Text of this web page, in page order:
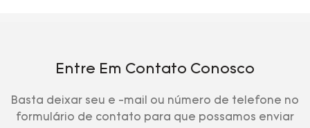
Entre Em Contato Conosco
Basta deixar seu e -mail ou número de telefone no
formulário de contato para que possamos enviar